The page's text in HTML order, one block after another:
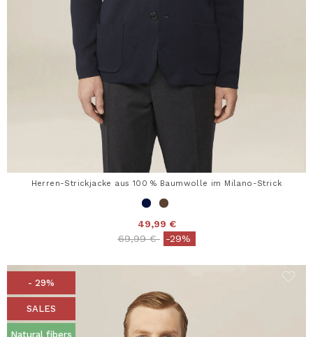
Herren-Strickjacke aus 100 % Baumwolle im Milano-Strick
49,99 €
Price reduced from
69,99 €to-29%
- 29%
SALES
Natural fibers